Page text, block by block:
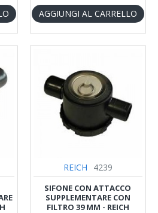
AGGIUNGI AL CARRELLO
REICH 4239
SIFONE CON ATTACCO
SUPPLEMENTARE CON
FILTRO 39 MM - REICH